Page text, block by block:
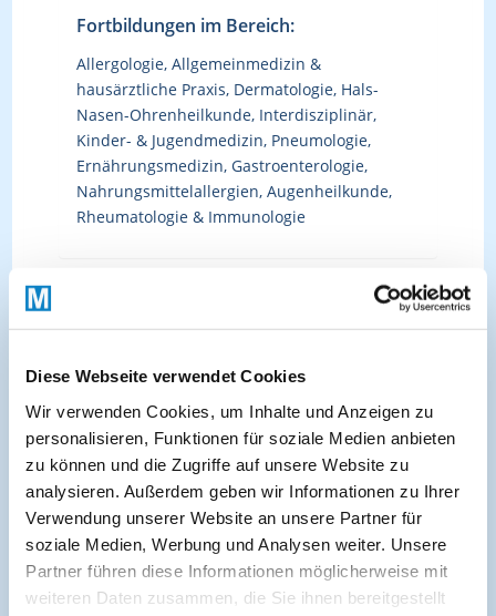
Diese Webseite verwendet Cookies
Wir verwenden Cookies, um Inhalte und Anzeigen zu
personalisieren, Funktionen für soziale Medien anbieten
zu können und die Zugriffe auf unsere Website zu
analysieren. Außerdem geben wir Informationen zu Ihrer
Verwendung unserer Website an unsere Partner für
soziale Medien, Werbung und Analysen weiter. Unsere
Partner führen diese Informationen möglicherweise mit
weiteren Daten zusammen, die Sie ihnen bereitgestellt
Fortbildungen im Bereich:
Allergologie, Allgemeinmedizin &
hausärztliche Praxis, Dermatologie, Hals-
Nasen-Ohrenheilkunde, Interdisziplinär,
Kinder- & Jugendmedizin, Pneumologie,
Ernährungsmedizin, Gastroenterologie,
Nahrungsmittelallergien, Augenheilkunde,
Rheumatologie & Immunologie
Diagnostik und klinischer Evidenz
Archivierte Kurse:
Diagnose der Tierhaarallergie und
klinische Relevanz von IgEProfilen
Wenn Nahrungsmittel Probleme machen
Allergie Intoleranz oder Unverträglichkeit